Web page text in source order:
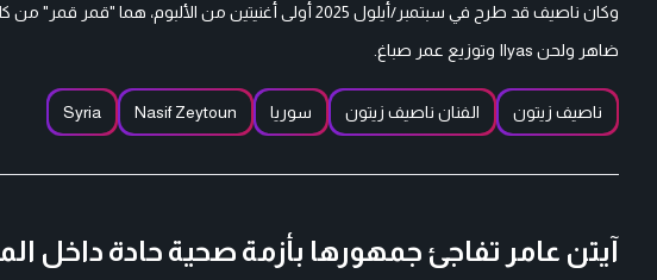
وكان ناصيف قد طرح في سبتمبر/أيلول 2025 أولى أغنيتين من
ضاهر ولحن Ilyas وتوزيع عمر صباغ.
ناصيف زيتون الفنان ناصيف زيتون سوريا Nasif Zeytoun
Syria
آيتن عامر تفاجئ جمهورها بأزمة صحية حادة داخل